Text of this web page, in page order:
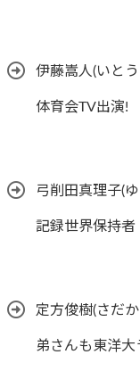
伊藤嵩人(いと
体育会TV出演!
弓削田真理子(
記録世界保持者
定方俊樹(さだ
弟さんも東洋大